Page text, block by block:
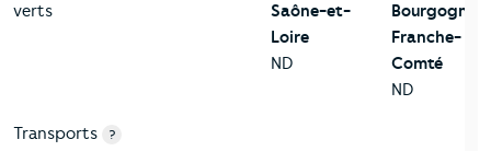
verts
Saône-et-
Loire
ND
Bourgogne-
Franche-
Comté
ND
Transports ?